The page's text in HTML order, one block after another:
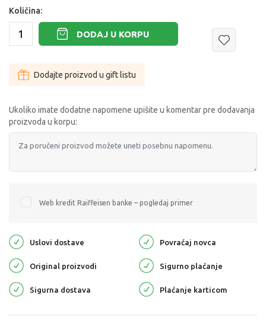
Količina:
DODAJ U KORPU
Dodajte proizvod u gift listu
Ukoliko imate dodatne napomene upišite u komentar pre dodavanja
proizvoda u korpu:
Web kredit Raiffeisen banke – pogledaj primer
Uslovi dostave Povraćaj novca
Original proizvodi Sigurno plaćanje
Sigurna dostava Plaćanje karticom